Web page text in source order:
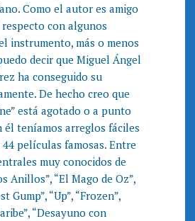
Como el autor es amigo
con algunos
instrumento, más o menos
decir que Miguel Ángel
ha conseguido su
De hecho creo que
está agotado o a punto
él teníamos arreglos fáciles
películas famosas. Entre
muy conocidos de
Anillos”, “El Mago de Oz”,
Gump”, “Up”, “Frozen”,
“Desayuno con